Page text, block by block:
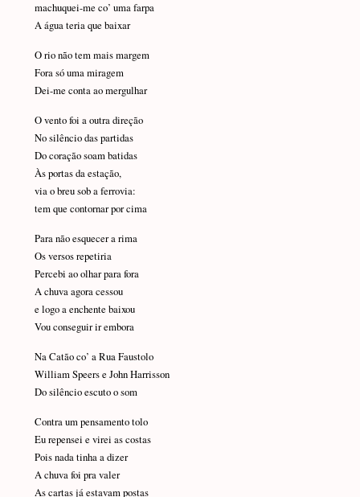
machuquei-me co’ uma farpa
A água teria que baixar
O rio não tem mais margem
Fora só uma miragem
Dei-me conta ao mergulhar
O vento foi a outra direção
No silêncio das partidas
Do coração soam batidas
Às portas da estação,
via o breu sob a ferrovia:
tem que contornar por cima
Para não esquecer a rima
Os versos repetiria
Percebi ao olhar para fora
A chuva agora cessou
e logo a enchente baixou
Vou conseguir ir embora
Na Catão co’ a Rua Faustolo
William Speers e John Harrisson
Do silêncio escuto o som
Contra um pensamento tolo
Eu repensei e virei as costas
Pois nada tinha a dizer
A chuva foi pra valer
As cartas já estavam postas